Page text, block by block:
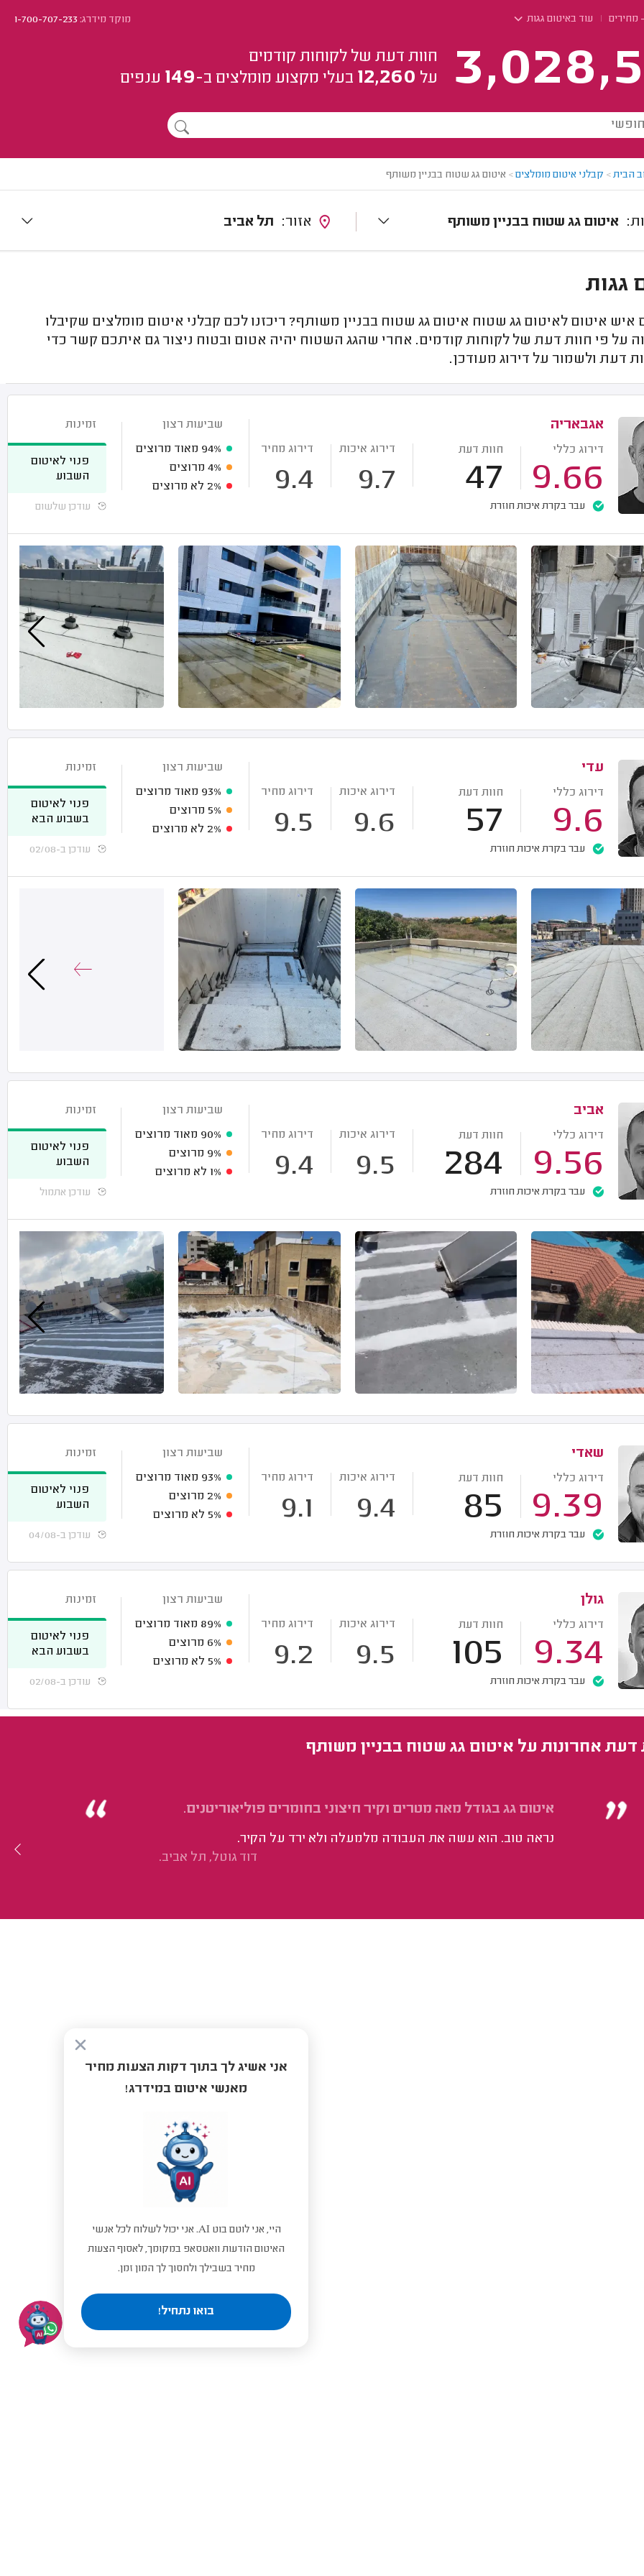
מחירים עוד באיטום גגות מוקד מידרג:1-700-707-233
חוות דעת של לקוחות קודמים
על 12,260 בעלי מקצוע מומלצים ב-149 ענפים
הבית> קבלני איטום מומלצים> איטום גג שטוח בבניין משותף
איטום גג שטוח בבניין משותף תל אביב
אני אשיג לך בתוך דקות הצעות מחיר
מאנשי איטום במידרג!
היי, אני לוטם בוט AI. אני יכול לשלוח לכל אנשי
האיטום הודעות וואטסאפ במקומך, לאסוף הצעות
מחיר בשבילך ולחסוך לך המון זמן.
בואו נתחיל!
גגות
איטום לאיטום גג שטוח איטום גג שטוח בבניין משותף? ריכזנו לכם קבלני איטום מומלצים שקיבלו
על פי חוות דעת של לקוחות קודמים. אחרי שהגג השטוח יהיה אטום ובטוח ניצור גם איתכם קשר כדי
דעת ולשמור על דירוג מעודכן.
אגבאריה
דירוג כללי
9.66
חוות דעת
47
דירוג איכות
9.7
דירוג מחיר
9.4
עבר בקרת איכות חוזרת
שביעות רצון
94% מאוד מרוצים
4% מרוצים
2% לא מרוצים
זמינות
פנוי לאיטום
השבוע
עודכן שלשום
עדי
דירוג כללי
9.6
חוות דעת
57
דירוג איכות
9.6
דירוג מחיר
9.5
עבר בקרת איכות חוזרת
שביעות רצון
93% מאוד מרוצים
5% מרוצים
2% לא מרוצים
זמינות
פנוי לאיטום
בשבוע הבא
עודכן ב-02/08
אביב
דירוג כללי
9.56
חוות דעת
284
דירוג איכות
9.5
דירוג מחיר
9.4
עבר בקרת איכות חוזרת
שביעות רצון
90% מאוד מרוצים
9% מרוצים
1% לא מרוצים
זמינות
פנוי לאיטום
השבוע
עודכן אתמול
שאדי
דירוג כללי
9.39
חוות דעת
85
דירוג איכות
9.4
דירוג מחיר
9.1
עבר בקרת איכות חוזרת
שביעות רצון
93% מאוד מרוצים
2% מרוצים
5% לא מרוצים
זמינות
פנוי לאיטום
השבוע
עודכן ב-04/08
גולן
דירוג כללי
9.34
חוות דעת
105
דירוג איכות
9.5
דירוג מחיר
9.2
עבר בקרת איכות חוזרת
שביעות רצון
89% מאוד מרוצים
6% מרוצים
5% לא מרוצים
זמינות
פנוי לאיטום
בשבוע הבא
עודכן ב-02/08
דעת אחרונות על איטום גג שטוח בבניין משותף
איטום גג בגודל מאה מטרים וקיר חיצוני בחומרים פוליאוריטנים.
נראה טוב. הוא עשה את העבודה מלמעלה ולא ירד על הקיר.
דוד גוטל, תל אביב.